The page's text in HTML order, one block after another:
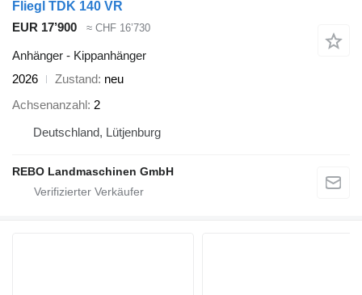
Fliegl TDK 140 VR
EUR 17’900
≈ CHF 16’730
Anhänger - Kippanhänger
2026
Zustand neu
Achsenanzahl 2
Deutschland, Lütjenburg
REBO Landmaschinen GmbH